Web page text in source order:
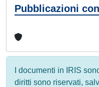
Pubblicazioni
I documenti in IRIS
diritti sono riservati,